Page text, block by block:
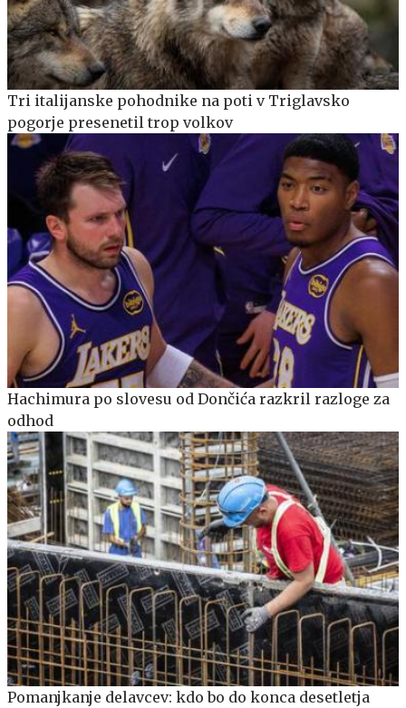
Tri italijanske pohodnike na poti v Triglavsko
pogorje presenetil trop volkov
Hachimura po slovesu od Dončića razkril razloge za
odhod
Pomanjkanje delavcev: kdo bo do konca desetletja